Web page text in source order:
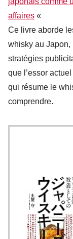
affaires «
Ce livre aborde
whisky au
stratégies
que l’essor
qui résume le
comprendre.